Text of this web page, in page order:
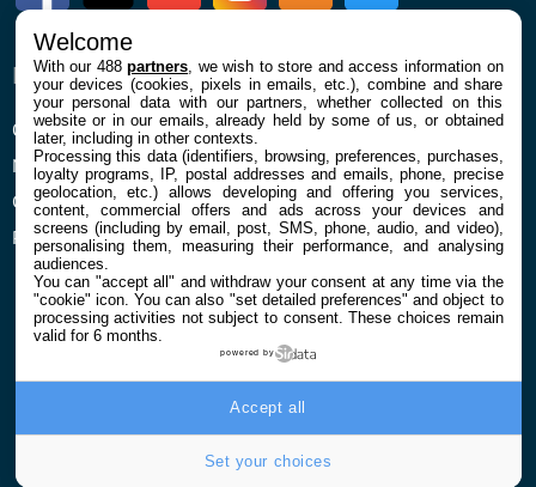
ENTREPRISE
Qui sommes nous
Mentions légales et CGU
Confidentialité et Cookies
Préférences cookies
À PROPOS
La rédaction
Contact
Welcome
With our 488partners , we wish to store and access information on
your devices (cookies, pixels in emails, etc.), combine and share
your personal data with our partners, whether collected on this
website or in our emails, already held by some of us, or obtained
later, including in other contexts.
Processing this data (identifiers, browsing, preferences, purchases,
loyalty programs, IP, postal addresses and emails, phone, precise
geolocation, etc.) allows developing and offering you services,
content, commercial offers and ads across your devices and
screens (including by email, post, SMS, phone, audio, and video),
personalising them, measuring their performance, and analysing
audiences.
You can "accept all" and withdraw your consent at any time via the
"cookie" icon. You can also "set detailed preferences" and object to
processing activities not subject to consent. These choices remain
valid for 6 months.
powered by
Set your choices
Accept all